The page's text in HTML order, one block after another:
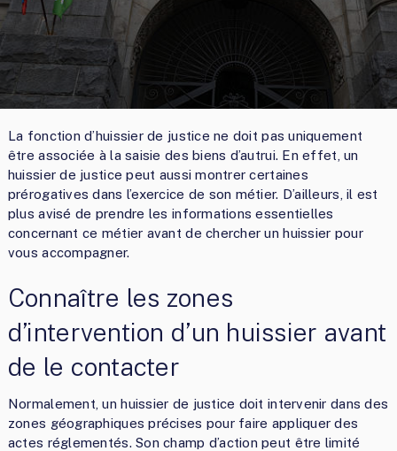
La fonction d’huissier de justice ne doit pas uniquement
être associée à la saisie des biens d’autrui. En effet, un
huissier de justice peut aussi montrer certaines
prérogatives dans l’exercice de son métier. D’ailleurs, il est
plus avisé de prendre les informations essentielles
concernant ce métier avant de chercher un huissier pour
vous accompagner.
Connaître les zones
d’intervention d’un huissier avant
de le contacter
Normalement, un huissier de justice doit intervenir dans des
zones géographiques précises pour faire appliquer des
actes réglementés. Son champ d’action peut être limité